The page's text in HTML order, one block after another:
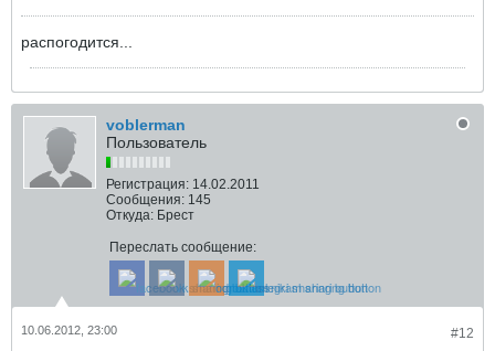
распогодится...
voblerman
Пользователь
Регистрация: 14.02.2011
Сообщения: 145
Откуда: Брест
Переслать сообщение:
#12
10.06.2012, 23:00